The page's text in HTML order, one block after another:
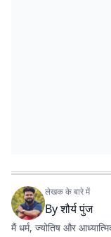
लेखक के बारे में
Byशौर्य पुंज
मैं धर्म, ज्योतिष और